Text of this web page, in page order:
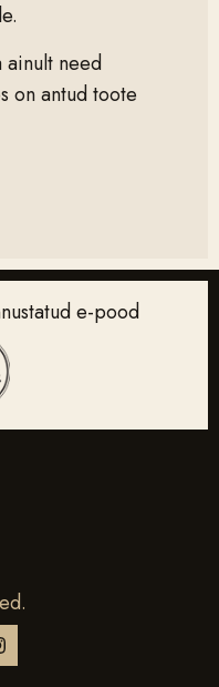
ainult need
on antud toote
e-pood